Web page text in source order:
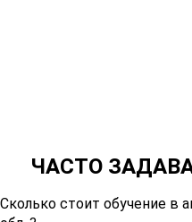
ЧАСТО
Сколько стоит обучение